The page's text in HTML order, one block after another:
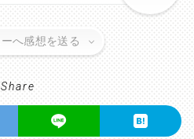
へ感想を送る
Share